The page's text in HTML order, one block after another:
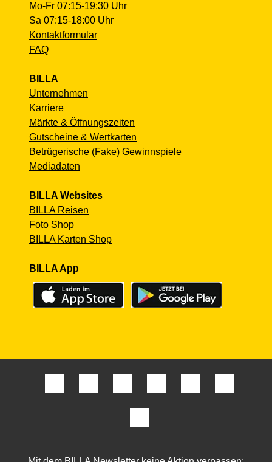
Mo-Fr 07:15-19:30 Uhr
Sa 07:15-18:00 Uhr
Kontaktformular
FAQ
BILLA
Unternehmen
Karriere
Märkte & Öffnungszeiten
Gutscheine & Wertkarten
Betrügerische (Fake) Gewinnspiele
Mediadaten
BILLA Websites
BILLA Reisen
Foto Shop
BILLA Karten Shop
BILLA App